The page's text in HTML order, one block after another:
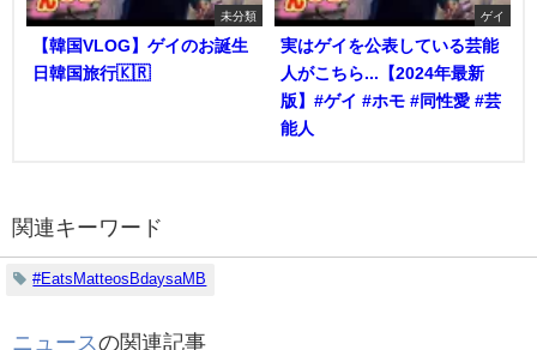
未分類
【韓国VLOG】ゲイのお誕生
日韓国旅行🇰🇷
ゲイ
実はゲイを公表している芸能
人がこちら...【2024年最新
版】#ゲイ #ホモ #同性愛 #芸
能人
関連キーワード
#EatsMatteosBdaysaMB
ニュースの関連記事